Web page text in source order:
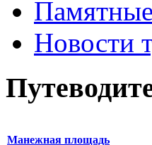
Новости
Манежная площадь